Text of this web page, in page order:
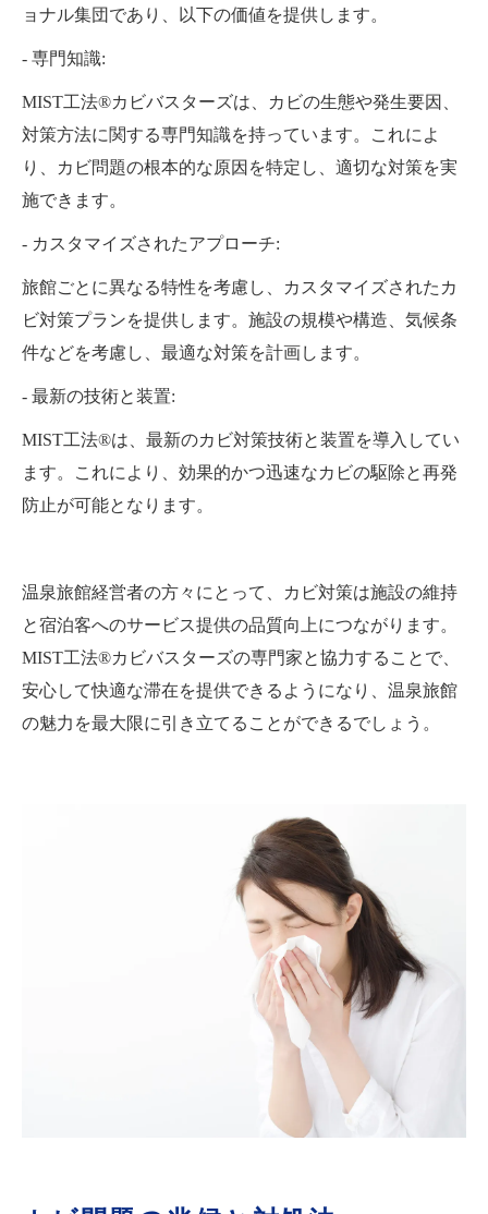
ョナル集団であり、以下の価値を提供します。
- 専門知識:
MIST工法®カビバスターズは、カビの生態や発生要因、
対策方法に関する専門知識を持っています。これによ
り、カビ問題の根本的な原因を特定し、適切な対策を実
施できます。
- カスタマイズされたアプローチ:
旅館ごとに異なる特性を考慮し、カスタマイズされたカ
ビ対策プランを提供します。施設の規模や構造、気候条
件などを考慮し、最適な対策を計画します。
- 最新の技術と装置:
MIST工法®は、最新のカビ対策技術と装置を導入してい
ます。これにより、効果的かつ迅速なカビの駆除と再発
防止が可能となります。
温泉旅館経営者の方々にとって、カビ対策は施設の維持
と宿泊客へのサービス提供の品質向上につながります。
MIST工法®カビバスターズの専門家と協力することで、
安心して快適な滞在を提供できるようになり、温泉旅館
の魅力を最大限に引き立てることができるでしょう。